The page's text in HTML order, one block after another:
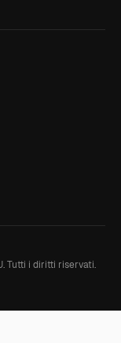
Tutti i diritti riservati.